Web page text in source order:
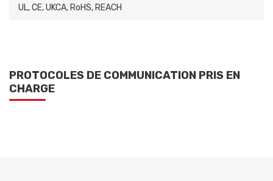
UL, CE, UKCA, RoHS, REACH
PROTOCOLES DE COMMUNICATION PRIS EN
CHARGE